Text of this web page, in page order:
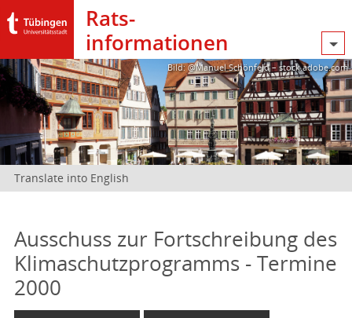
Rats­
informationen
Bild: @Manuel Schönfeld – stock.adobe.com
Translate into English
Ausschuss zur Fortschreibung des
Klimaschutzprogramms - Termine
2000